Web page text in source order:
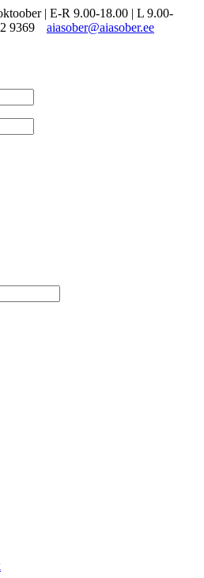
| E-R 9.00-18.00 | L 9.00-
9369
aiasober@aiasober.ee